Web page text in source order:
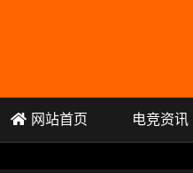
网站首页 电竞资讯